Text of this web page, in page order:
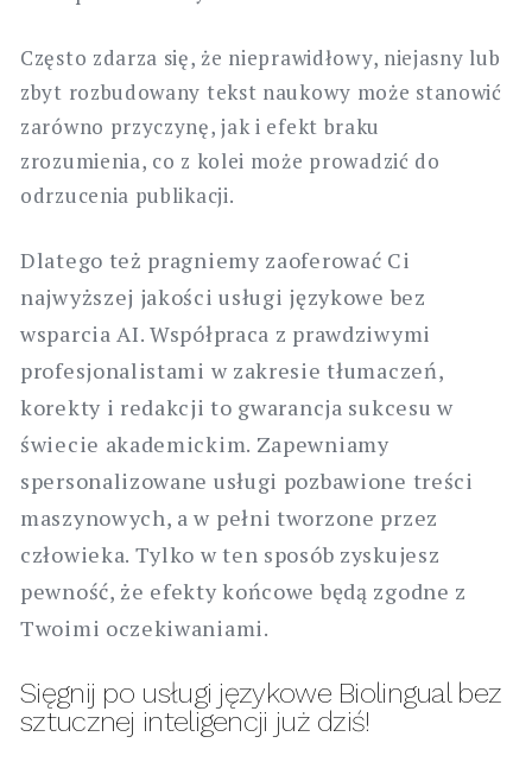
Często zdarza się, że nieprawidłowy, niejasny lub
zbyt rozbudowany tekst naukowy może stanowić
zarówno przyczynę, jak i efekt braku
zrozumienia, co z kolei może prowadzić do
odrzucenia publikacji.
Dlatego też pragniemy zaoferować Ci
najwyższej jakości usługi językowe bez
wsparcia AI. Współpraca z prawdziwymi
profesjonalistami w zakresie tłumaczeń,
korekty i redakcji to gwarancja sukcesu w
świecie akademickim. Zapewniamy
spersonalizowane usługi pozbawione treści
maszynowych, a w pełni tworzone przez
człowieka. Tylko w ten sposób zyskujesz
pewność, że efekty końcowe będą zgodne z
Twoimi oczekiwaniami.
Sięgnij po usługi językowe Biolingual bez
sztucznej inteligencji już dziś!